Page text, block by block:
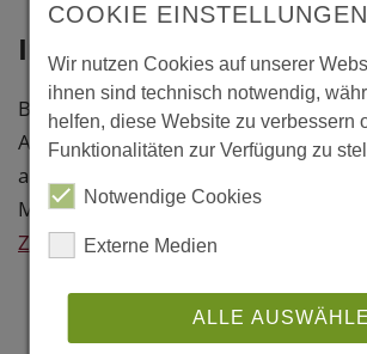
Information
Baujahr: 2015
Architekt: Leteissier Corriol
architecture & urbanisme,
Marseille
Zurück
COOKIE EINSTELLUNGEN
Wir nutzen Cookies auf unserer
ihnen sind technisch notwendig,
helfen, diese Website zu verbessern
Funktionalitäten zur Verfügung zu
Notwendige Cookies
Externe Medien
ALLE